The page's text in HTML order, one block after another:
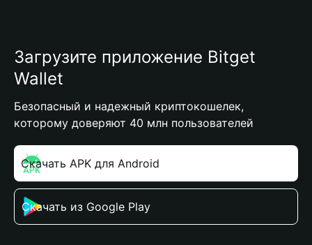
Загрузите приложение Bitget
Wallet
Безопасный и надежный криптокошелек,
которому доверяют 40 млн пользователей
Скачать APK для Android
Скачать из Google Play